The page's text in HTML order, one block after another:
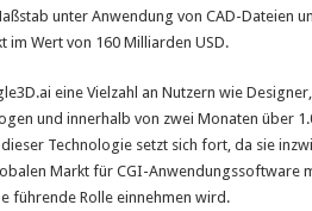
unter Anwendung von CAD-Dateien
Wert von 160 Milliarden USD.
eine Vielzahl an Nutzern wie
und innerhalb von zwei Monaten über
Technologie setzt sich fort, da sie
Markt für CGI-Anwendungssoftware
führende Rolle einnehmen wird.